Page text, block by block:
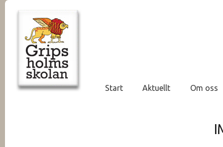
Start Aktuellt Om oss